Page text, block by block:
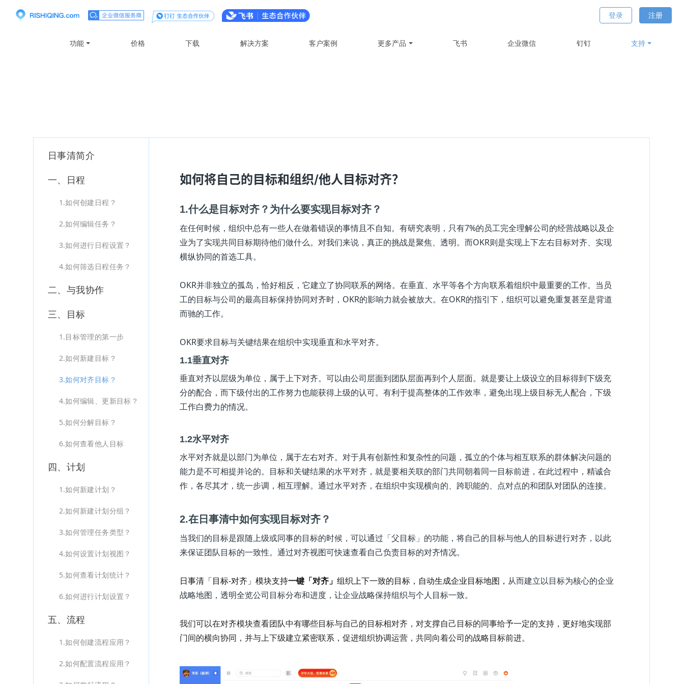
登录 注册
功能 价格 下载 解决方案 客户案例 更多产品 飞书 企业微信 钉钉 支持
日事清简介
一、日程
1.如何创建日程？
2.如何编辑任务？
3.如何进行日程设置？
4.如何筛选日程任务？
二、与我协作
三、目标
1.目标管理的第一步
2.如何新建目标？
3.如何对齐目标？
4.如何编辑、更新目标？
5.如何分解目标？
6.如何查看他人目标
四、计划
1.如何新建计划？
2.如何新建计划分组？
3.如何管理任务类型？
4.如何设置计划视图？
5.如何查看计划统计？
6.如何进行计划设置？
五、流程
1.如何创建流程应用？
2.如何配置流程应用？
如何将自己的目标和组织/他人目标对齐？
1.什么是目标对齐？为什么要实现目标对齐？
在任何时候，组织中总有一些人在做着错误的事情且不自知。有研究表明，只有7%的员工完全理解公司的经营战略以及企
业为了实现共同目标期待他们做什么。对我们来说，真正的挑战是聚焦、透明。而OKR则是实现上下左右目标对齐、实现
横纵协同的首选工具。
OKR并非独立的孤岛，恰好相反，它建立了协同联系的网络。在垂直、水平等各个方向联系着组织中最重要的工作。当 员
工的目标与公司的最高目标保持协同对齐时，OKR的影响力就会被放大。在OKR的指引下，组织可以避免重复甚至是背道
而驰的工作。
OKR要求目标与关键结果在组织中实现垂直和水平对齐。
1.1垂直对齐
垂直对齐以层级为单位，属于上下对齐。可以由公司层面到团队层面再到个人层面。就是要让上级设立的目标得到下级充
分的配合，而下级付出的工作努力也能获得上级的认可。有利于提高整体的工作效率，避免出现上级目标无人配合，下级
工作白费力的情况。
1.2水平对齐
水平对齐就是以部门为单位，属于左右对齐。对于具有创新性和复杂性的问题，孤立的个体与相互联系的群体解决问题的
能力是不可相提并论的。目标和关键结果的水平对齐，就是要相关联的部门共同朝着同一目标前进，在此过程中，精诚合
作，各尽其才，统一步调，相互理解。通过水平对齐，在组织中实现横向的、跨职能的、点对点的和团队对团队的连接。
2.在日事清中如何实现目标对齐？
当我们的目标是跟随上级或同事的目标的时候，可以通过「父目标」的功能，将自己的目标与他人的目标进行对齐，以此
来保证团队目标的一致性。通过对齐视图可快速查看自己负责目标的对齐情况。
日事清「目标-对齐」模块支持一键「对齐」 组织上下一致的目标，自动生成企业目标地图， 从而建立以目标为核心的企业
战略地图，透明全览公司目标分布和进度，让企业战略保持组织与个人目标一致。
我们可以在对齐模块查看团队中有哪些目标与自己的目标相对齐，对支撑自己目标的同事给予一定的支持，更好地实现部
门间的横向协同，并与上下级建立紧密联系，促进组织协调运营，共同向着公司的战略目标前进。